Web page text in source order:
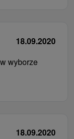
18.09.2020
wyborze
18.09.2020